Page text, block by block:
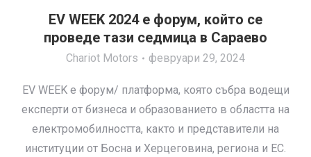
EV WEEK 2024 е форум, който се
проведе тази седмица в Сараево
Chariot Motors февруари 29, 2024
EV WEEK е форум/ платформа, която събра водещи
експерти от бизнеса и образованието в областта на
електромобилността, както и представители на
институции от Босна и Херцеговина, региона и ЕС.